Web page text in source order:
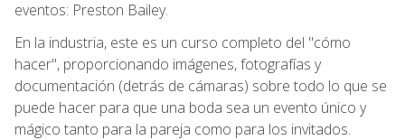
eventos: Preston Bailey.
En la industria, este es un curso completo del "cómo
hacer", proporcionando imágenes, fotografías y
documentación (detrás de cámaras) sobre todo lo que se
puede hacer para que una boda sea un evento único y
mágico tanto para la pareja como para los invitados.